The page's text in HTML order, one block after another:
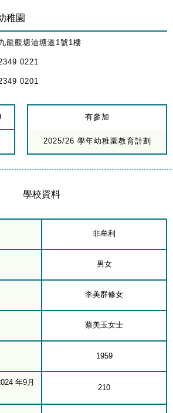
稚園
龍觀塘油塘道1號1樓
0221
0201
有參加
2025/26 學年幼稚園教育計劃
學校資料
非牟利
男女
李美群修女
蔡美玉女士
1959
年9月
210